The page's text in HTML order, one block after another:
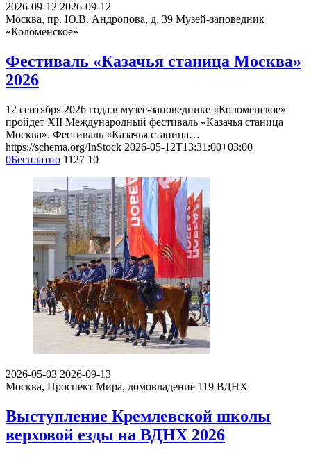
2026-09-12 2026-09-12
Москва, пр. Ю.В. Андропова, д. 39 Музей-заповедник
«Коломенское»
Фестиваль «Казачья станица Москва»
2026
12 сентября 2026 года в музее-заповеднике «Коломенское»
пройдет XII Международный фестиваль «Казачья станица
Москва». Фестиваль «Казачья станица…
https://schema.org/InStock 2026-05-12T13:31:00+03:00
0Бесплатно 1127 10
2026-05-03 2026-09-13
Москва, Проспект Мира, домовладение 119 ВДНХ
Выступление Кремлевской школы
верховой езды на ВДНХ 2026